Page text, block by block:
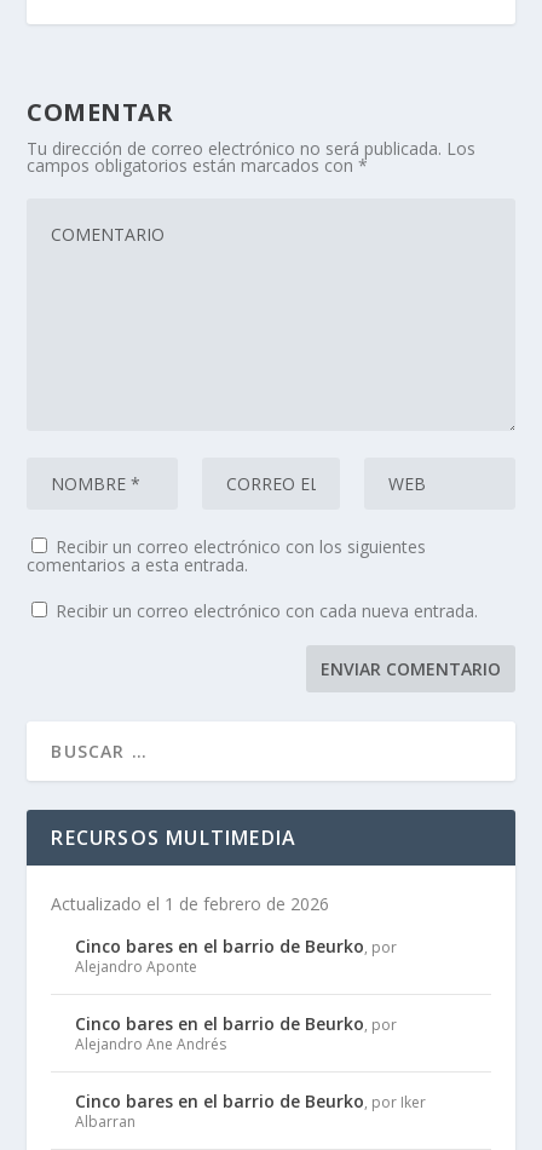
COMENTAR
Tu dirección de correo electrónico no será publicada. Los
campos obligatorios están marcados con*
Recibir un correo electrónico con los siguientes
comentarios a esta entrada.
Recibir un correo electrónico con cada nueva entrada.
RECURSOS MULTIMEDIA
Actualizado el 1 de febrero de 2026
Cinco bares en el barrio de Beurko, por
Alejandro Aponte
Cinco bares en el barrio de Beurko, por
Alejandro Ane Andrés
Cinco bares en el barrio de Beurko, por Iker
Albarran